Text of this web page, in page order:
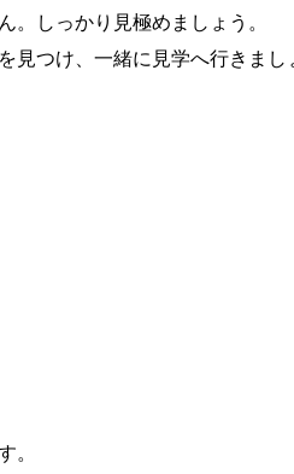
しっかり見極めましょう。
見つけ、一緒に見学へ行きまし
。